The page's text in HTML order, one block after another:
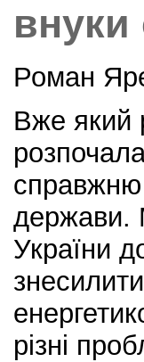
внуки
Роман
Вже який
справжню
держави.
України
різні